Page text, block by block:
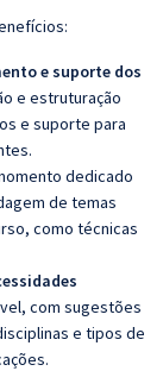
e suporte dos
e estruturação
e suporte para
dedicado
de temas
como técnicas
com sugestões
e tipos de